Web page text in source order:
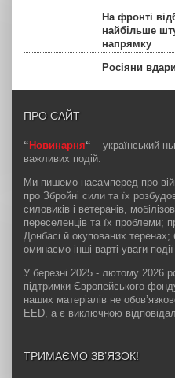
На фронті
найбільше
напрямку
Росіяни
ПРО САЙТ
“ Новинарня“ – український
важливих подій.
Ми пишемо насамперед про
про Збройні сили та їх
силовиків і ветеранів,
переселенців та їх проблеми;
Донбасі й окупованих
оминаємо інші варті уваги події
У березні 2025 - лютому 2026
підтримки Європейського
наших матеріалів не
EED, а є виключною
ТРИМАЄМО ЗВ’ЯЗОК!